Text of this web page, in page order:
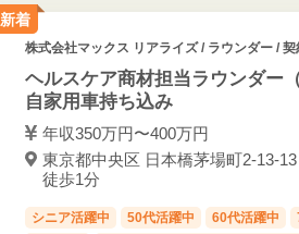
新着
株式会社マックス リアライズ/ ラウンダー / 契
ヘルスケア商材担当ラウンダー
自家用車持ち込み
年収350万円〜400万円
東京都中央区 日本橋茅場町2-13-
徒歩1分
シニア活躍中 50代活躍中 60代活躍中